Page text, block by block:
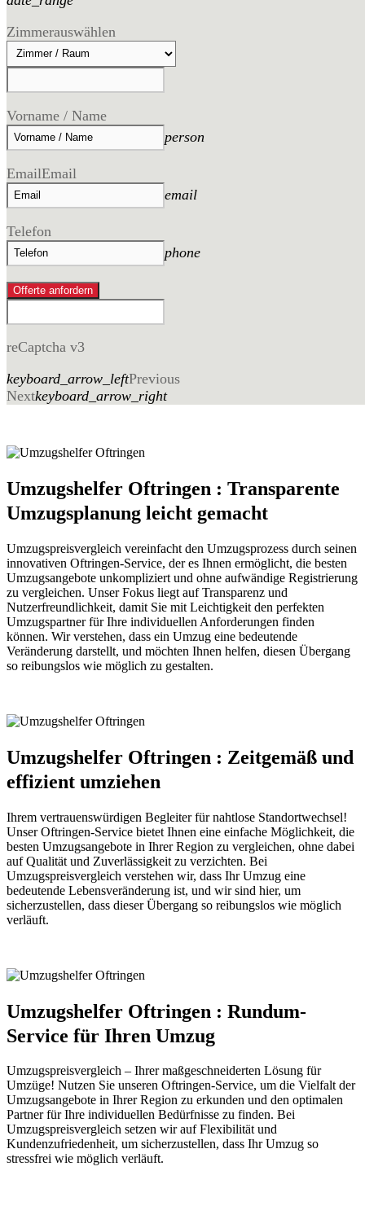
Zimmerauswählen
Vorname / Name
person
EmailEmail
email
Telefon
phone
Offerte anfordern
reCaptcha v3
keyboard_arrow_leftPrevious
Nextkeyboard_arrow_right
Umzugshelfer Oftringen : Transparente
Umzugsplanung leicht gemacht
Umzugspreisvergleich vereinfacht den Umzugsprozess durch seinen
innovativen Oftringen-Service, der es Ihnen ermöglicht, die besten
Umzugsangebote unkompliziert und ohne aufwändige Registrierung
zu vergleichen. Unser Fokus liegt auf Transparenz und
Nutzerfreundlichkeit, damit Sie mit Leichtigkeit den perfekten
Umzugspartner für Ihre individuellen Anforderungen finden
können. Wir verstehen, dass ein Umzug eine bedeutende
Veränderung darstellt, und möchten Ihnen helfen, diesen Übergang
so reibungslos wie möglich zu gestalten.
Umzugshelfer Oftringen : Zeitgemäß und
effizient umziehen
Ihrem vertrauenswürdigen Begleiter für nahtlose Standortwechsel!
Unser Oftringen-Service bietet Ihnen eine einfache Möglichkeit, die
besten Umzugsangebote in Ihrer Region zu vergleichen, ohne dabei
auf Qualität und Zuverlässigkeit zu verzichten. Bei
Umzugspreisvergleich verstehen wir, dass Ihr Umzug eine
bedeutende Lebensveränderung ist, und wir sind hier, um
sicherzustellen, dass dieser Übergang so reibungslos wie möglich
verläuft.
Umzugshelfer Oftringen : Rundum-
Service für Ihren Umzug
Umzugspreisvergleich – Ihrer maßgeschneiderten Lösung für
Umzüge! Nutzen Sie unseren Oftringen-Service, um die Vielfalt der
Umzugsangebote in Ihrer Region zu erkunden und den optimalen
Partner für Ihre individuellen Bedürfnisse zu finden. Bei
Umzugspreisvergleich setzen wir auf Flexibilität und
Kundenzufriedenheit, um sicherzustellen, dass Ihr Umzug so
stressfrei wie möglich verläuft.